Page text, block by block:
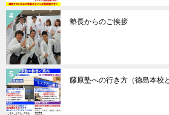
塾長からのご挨拶
藤原塾への行き方（徳島本校